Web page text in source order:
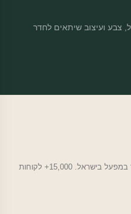
צבע ועיצוב שיתאים לחדר
טפטים, מדבקות קיר וציפויי זכוכית. ייצור במפעל בישראל. 15,000+ לקוחות